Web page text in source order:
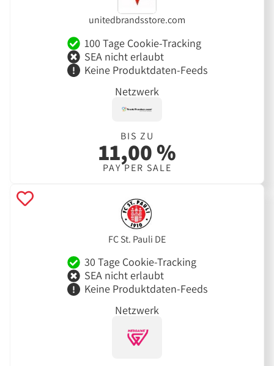
unitedbrandsstore.com
100 Tage Cookie-Tracking
SEA nicht erlaubt
Keine Produktdaten-Feeds
Netzwerk
BIS ZU
11,00 %
PAY PER SALE
FC St. Pauli DE
30 Tage Cookie-Tracking
SEA nicht erlaubt
Keine Produktdaten-Feeds
Netzwerk